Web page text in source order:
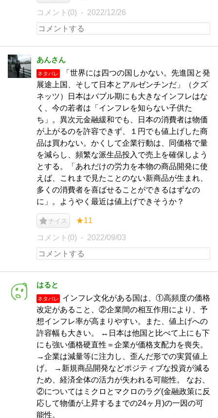
コメント(0) 2022/12/26
あんさん
ネタバレ
「世界には四つの国しかない。先進国と発
展途上国、そして日本とアルゼンチンだ」（クズ
ネッツ）日本はバブル期にも大きなインフレはな
く、今の若者は「インフレを知らない子供た
ち」。異次元金融緩和でも、日本の消費者は物価
が上がるのを許容できず、１円でも値上げした商
品は買わない。かくして企業行動は、同価格で量
を減らし、頻繁な派生品投入で売上を確保しよう
とする。「あれだけの労力を本物の商品開発に使
えば、これまで見たことのない新商品が生まれ、
多くの消費者を喜ばせることができるはずなの
に」。ようやく最近は値上げできそうか？
ナイス ★11
コメント(0) 2022/09/03
はると
ネタバレ
インフレ文化がある国は、①高頻度の価格
改定があること、②企業間の相互作用により、予
想インフレ率が高まりやすい。また、値上げへの
許容幅も大きい。 ↔︎日本は他国と比べて上にも下
にも強い価格硬直性＝企業が価格支配力を喪失。
→企業は減量等に注力し、歪んだ形での実質値上
げ。 →新規商品開発などポジティブな投資が減る
ため、経済全体の活力が失われる可能性。 なお、
②についてはミクロとマクロのラグ(金融政策に反
応して物価が上昇するまでの24ヶ月)の一因の可
能性。